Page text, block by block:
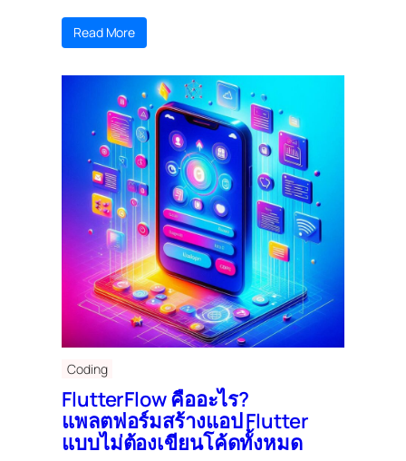
Read More
Coding
FlutterFlow คืออะไร?
แพลตฟอร์มสร้างแอป Flutter
แบบไม่ต้องเขียนโค้ดทั้งหมด